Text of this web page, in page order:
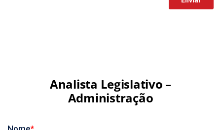
Analista Legislativo –
Administração